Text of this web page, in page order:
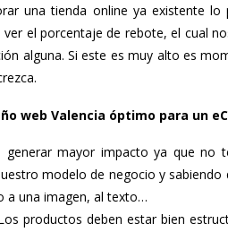
una tienda online ya existente lo
el porcentaje de rebote, el cual
alguna. Si este es muy alto es
web Valencia óptimo para un
generar mayor impacto ya que no
modelo de negocio y
a una imagen, al texto…
productos deben estar bien